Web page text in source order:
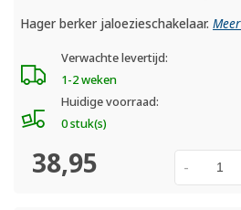
Hager berker jaloezieschakelaar.
Verwachte levertijd:
1-2 weken
Huidige voorraad:
0 stuk(s)
38,95 -